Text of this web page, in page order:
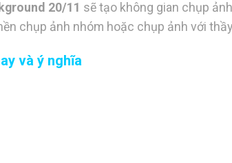
20/11 sẽ tạo không gian chụp
chụp ảnh nhóm hoặc chụp ảnh với
và ý nghĩa